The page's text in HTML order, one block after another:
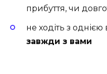
прибуття, чи
не ходіть з
завжди з вами